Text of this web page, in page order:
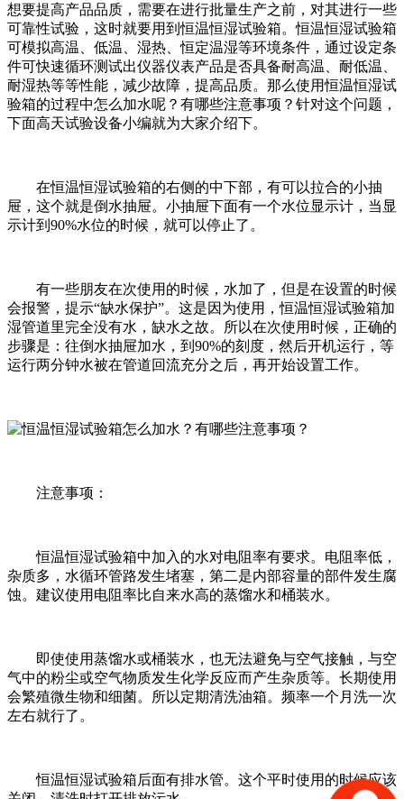
想要提高产品品质，需要在进行批量生产之前，对其进行一些
可靠性试验，这时就要用到恒温恒湿试验箱。恒温恒湿试验箱
可模拟高温、低温、湿热、恒定温湿等环境条件，通过设定条
件可快速循环测试出仪器仪表产品是否具备耐高温、耐低温、
耐湿热等等性能，减少故障，提高品质。那么使用恒温恒湿试
验箱的过程中怎么加水呢？有哪些注意事项？针对这个问题，
下面高天试验设备小编就为大家介绍下。
在恒温恒湿试验箱的右侧的中下部，有可以拉合的小抽
屉，这个就是倒水抽屉。小抽屉下面有一个水位显示计，当显
示计到90%水位的时候，就可以停止了。
有一些朋友在次使用的时候，水加了，但是在设置的时候
会报警，提示“缺水保护”。这是因为使用，恒温恒湿试验箱加
湿管道里完全没有水，缺水之故。所以在次使用时候，正确的
步骤是：往倒水抽屉加水，到90%的刻度，然后开机运行，等
运行两分钟水被在管道回流充分之后，再开始设置工作。
注意事项：
恒温恒湿试验箱中加入的水对电阻率有要求。电阻率低，
杂质多，水循环管路发生堵塞，第二是内部容量的部件发生腐
蚀。建议使用电阻率比自来水高的蒸馏水和桶装水。
即使使用蒸馏水或桶装水，也无法避免与空气接触，与空
气中的粉尘或空气物质发生化学反应而产生杂质等。长期使用
会繁殖微生物和细菌。所以定期清洗油箱。频率一个月洗一次
左右就行了。
恒温恒湿试验箱后面有排水管。这个平时使用的时候应该